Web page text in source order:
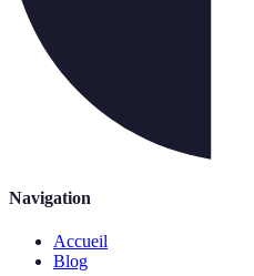
Navigation
Accueil
Blog